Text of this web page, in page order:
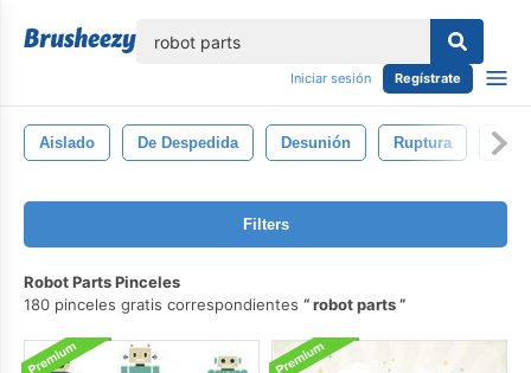
Iniciar sesión Regístrate
Aislado De Despedida Desunión Ruptura
Filters
Robot Parts Pinceles
180 pinceles gratis correspondientes
robot parts